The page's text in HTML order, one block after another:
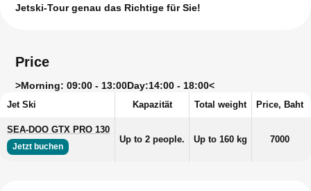
Jetski-Tourgenau das Richtige für Sie!
Price
>Morning: 09:00 - 13:00Day:14:00 - 18:00<
Jet Ski Kapazität Total weight Price, Baht
SEA-DOO GTX PRO 130
Jetzt buchen
Up to 2 people. Up to 160 kg 7000